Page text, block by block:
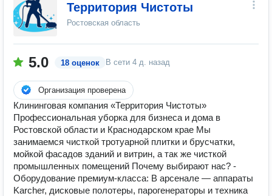
Территория Чистоты
Ростовская область
5.0 18 оценок В сети 4 д. назад
Организация проверена
Клининговая компания «Территория Чистоты»
Профессиональная уборка для бизнеса и дома в
Ростовской области и Краснодарском крае Мы
занимаемся чисткой тротуарной плитки и брусчатки,
мойкой фасадов зданий и витрин, а так же чисткой
промышленных помещений Почему выбирают нас? -
Оборудование премиум-класса: В арсенале — аппараты
Karcher, дисковые полотеры, парогенераторы и техника